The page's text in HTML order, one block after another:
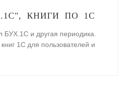
КНИГИ ПО 1С
и другая периодика.
1С для пользователей и